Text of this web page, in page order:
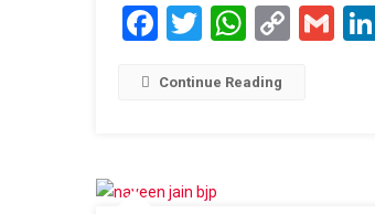
Facebook
TwitterCopy
Continue Reading